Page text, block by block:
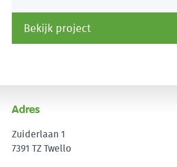
Bekijk project
Adres
Zuiderlaan 1
7391 TZ Twello